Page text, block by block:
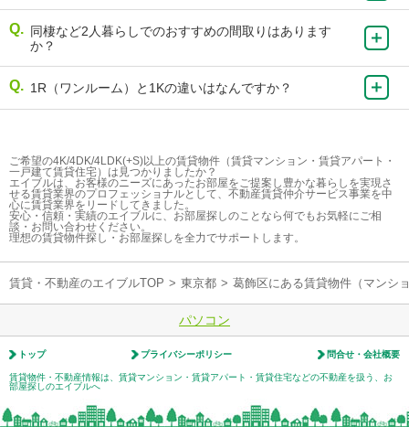
同棲など2人暮らしでのおすすめの間取りはあります
か？
1R（ワンルーム）と1Kの違いはなんですか？
ご希望の4K/4DK/4LDK(+S)以上の賃貸物件（賃貸マンション・賃貸アパート・
一戸建て賃貸住宅）は見つかりましたか？
エイブルは、お客様のニーズにあったお部屋をご提案し豊かな暮らしを実現さ
せる賃貸業界のプロフェッショナルとして、不動産賃貸仲介サービス事業を中
心に賃貸業界をリードしてきました。
安心・信頼・実績のエイブルに、お部屋探しのことなら何でもお気軽にご相
談・お問い合わせください。
理想の賃貸物件探し・お部屋探しを全力でサポートします。
賃貸・不動産のエイブルTOP > 東京都 > 葛飾区にある賃貸物件（マンシ
パソコン
トップ プライバシーポリシー 問合せ・会社概要
賃貸物件・不動産情報は、賃貸マンション・賃貸アパート・賃貸住宅などの不動産を扱う、お
部屋探しのエイブルへ